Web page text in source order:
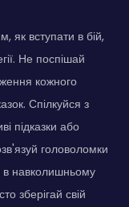
як вступати в бій,
Не поспішай
кожного
Спілкуйся з
підказки або
головоломки
в навколишньому
зберігай свій